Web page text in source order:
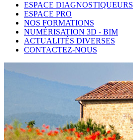
ESPACE DIAGNOSTIQUEURS
ESPACE PRO
NOS FORMATIONS
NUMÉRISATION 3D - BIM
ACTUALITÉS DIVERSES
CONTACTEZ-NOUS